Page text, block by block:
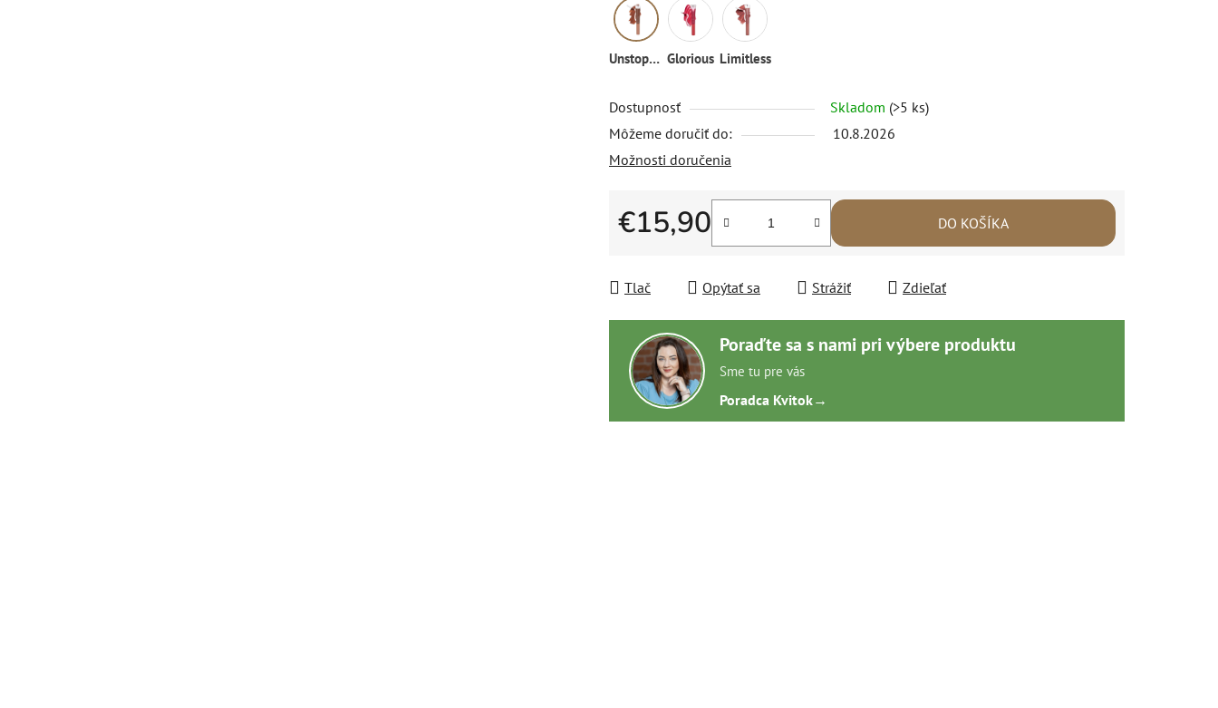
Unstoppabble Glorious Limitless
Dostupnosť Skladom (>5 ks)
Môžeme doručiť do:
10.8.2026
Možnosti doručenia
€15,90
Jednotková cena:
DO KOŠÍKA
Tlač Opýtať sa Strážiť Zdieľať
Poraďte sa s nami pri výbere produktu
Sme tu pre vás
Poradca Kvitok→